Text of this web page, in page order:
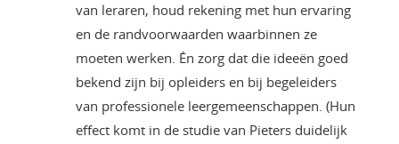
van leraren, houd rekening met hun ervaring
en de randvoorwaarden waarbinnen ze
moeten werken. Én zorg dat die ideeën goed
bekend zijn bij opleiders en bij begeleiders
van professionele leergemeenschappen. (Hun
effect komt in de studie van Pieters duidelijk